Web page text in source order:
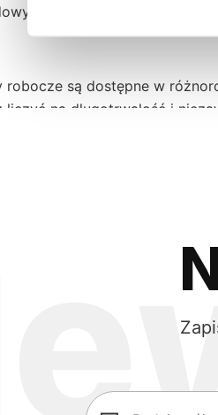
robocze są dostępne w
liczyć na długotrwałość i
dostępne w ofercie Sara
solidność, ale także
pracy, możesz
co jest bardzo